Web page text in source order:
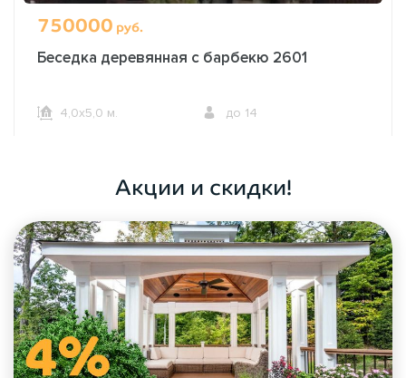
750000 руб.
Беседка деревянная с барбекю 2601
4,0х5,0 м. до 14
Акции и скидки!